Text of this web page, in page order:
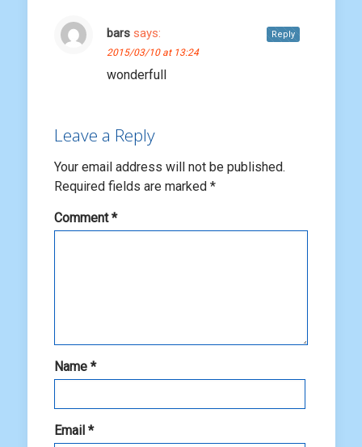
bars says:
2015/03/10 at 13:24
wonderfull
Reply
Leave a Reply
Your email address will not be published.
Required fields are marked *
Comment*
Name *
Email *